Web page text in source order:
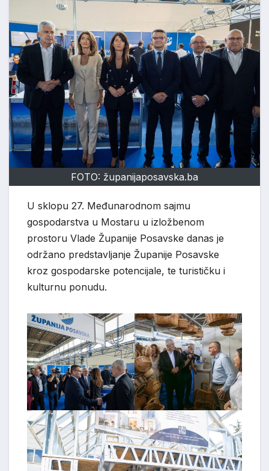
FOTO: županijaposavska.ba
U sklopu 27. Međunarodnom sajmu
gospodarstva u Mostaru u izložbenom
prostoru Vlade Županije Posavske danas je
održano predstavljanje Županije Posavske
kroz gospodarske potencijale, te turističku i
kulturnu ponudu.